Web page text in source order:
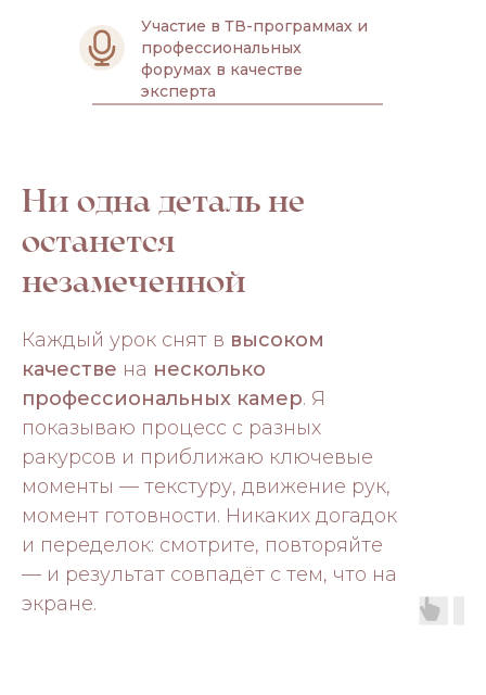
Участие в ТВ-программах и
профессиональных
форумах в качестве
эксперта
Ни одна деталь не
останется
незамеченной
Каждый урок снят в высоком
качестве на несколько
профессиональных камер. Я
показываю процесс с разных
ракурсов и приближаю ключевые
моменты — текстуру, движение рук,
момент готовности. Никаких догадок
и переделок: смотрите, повторяйте
— и результат совпадёт с тем, что на
экране.